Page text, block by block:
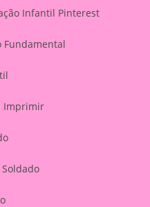
Infantil Pinterest
Fundamental
Imprimir